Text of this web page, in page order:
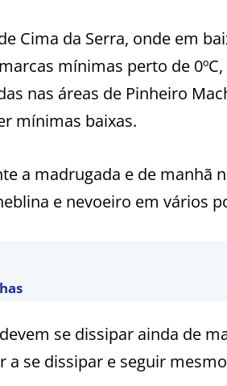
Cima da Serra, onde em
mínimas perto de
nas áreas de Pinheiro
mínimas baixas.
a madrugada e de manhã
e nevoeiro em vários
se dissipar ainda de
se dissipar e seguir